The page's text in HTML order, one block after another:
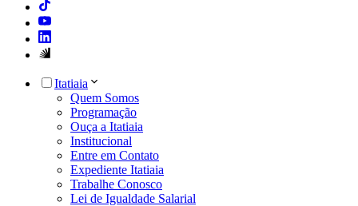
Itatiaia
Quem Somos
Programação
Ouça a Itatiaia
Institucional
Entre em Contato
Expediente Itatiaia
Trabalhe Conosco
Lei de Igualdade Salarial